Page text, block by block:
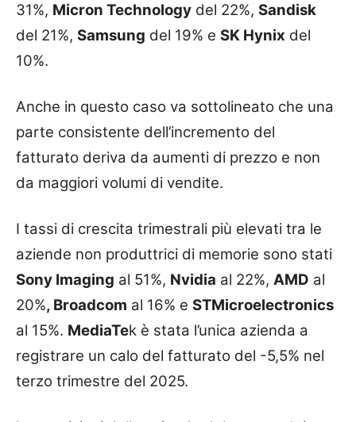
31%, Micron Technology del 22%, Sandisk
del 21%, Samsung del 19% e SK Hynix del
10%.
Anche in questo caso va sottolineato che una
parte consistente dell’incremento del
fatturato deriva da aumenti di prezzo e non
da maggiori volumi di vendite.
I tassi di crescita trimestrali più elevati tra le
aziende non produttrici di memorie sono stati
Sony Imaging al 51%, Nvidia al 22%, AMD al
20%, Broadcom al 16% e STMicroelectronics
al 15%. MediaTek è stata l’unica azienda a
registrare un calo del fatturato del -5,5% nel
terzo trimestre del 2025.